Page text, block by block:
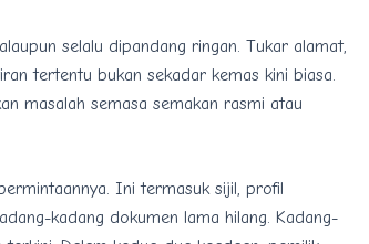
selalu dipandang ringan. Tukar alamat,
tertentu bukan sekadar kemas kini biasa.
masalah semasa semakan rasmi atau
Ini termasuk sijil, profil
kadang dokumen lama hilang. Kadang-